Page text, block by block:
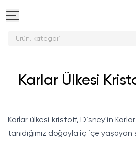
Ürün, ka
Karlar Ülkesi
Karlar ülkesi kristoff, Disney'in
tanıdığımız doğayla iç içe yaşayan